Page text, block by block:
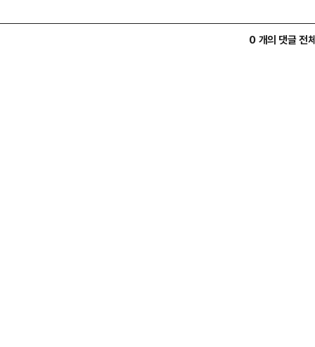
0 개의 댓글 전